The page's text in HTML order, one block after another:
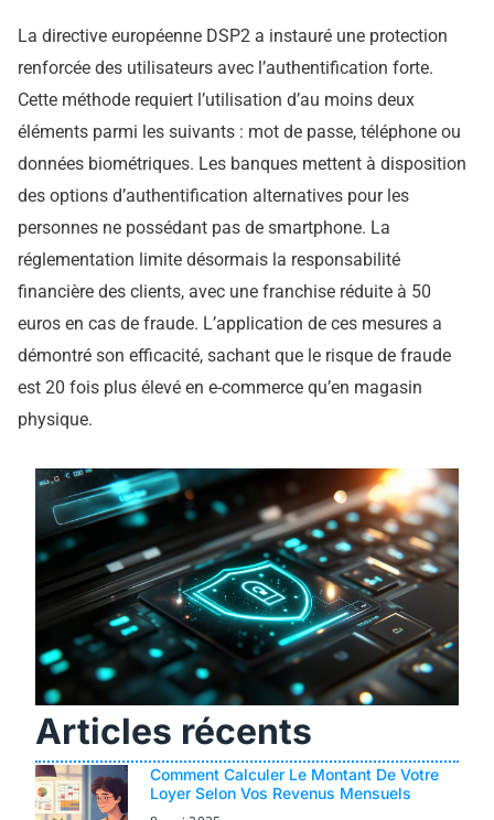
La directive européenne DSP2 a instauré une protection
renforcée des utilisateurs avec l’authentification forte.
Cette méthode requiert l’utilisation d’au moins deux
éléments parmi les suivants : mot de passe, téléphone ou
données biométriques. Les banques mettent à disposition
des options d’authentification alternatives pour les
personnes ne possédant pas de smartphone. La
réglementation limite désormais la responsabilité
financière des clients, avec une franchise réduite à 50
euros en cas de fraude. L’application de ces mesures a
démontré son efficacité, sachant que le risque de fraude
est 20 fois plus élevé en e-commerce qu’en magasin
physique.
Articles récents
Comment Calculer Le Montant De Votre
Loyer Selon Vos Revenus Mensuels